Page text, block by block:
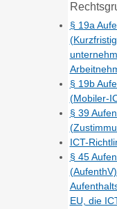
§ 19a
§ 19b
(Mobiler-
§ 39
ICT-
§ 45
EU, die